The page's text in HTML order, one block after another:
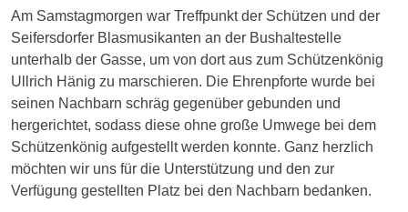
Am Samstagmorgen war Treffpunkt der Schützen und der
Seifersdorfer Blasmusikanten an der Bushaltestelle
unterhalb der Gasse, um von dort aus zum Schützenkönig
Ullrich Hänig zu marschieren. Die Ehrenpforte wurde bei
seinen Nachbarn schräg gegenüber gebunden und
hergerichtet, sodass diese ohne große Umwege bei dem
Schützenkönig aufgestellt werden konnte. Ganz herzlich
möchten wir uns für die Unterstützung und den zur
Verfügung gestellten Platz bei den Nachbarn bedanken.